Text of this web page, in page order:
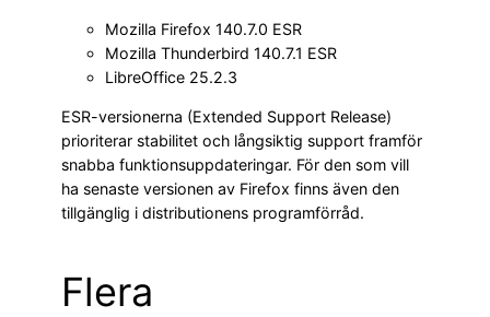
Mozilla Firefox 140.7.0 ESR
Mozilla Thunderbird 140.7.1 ESR
LibreOffice 25.2.3
ESR-versionerna (Extended Support Release)
prioriterar stabilitet och långsiktig support framför
snabba funktionsuppdateringar. För den som vill
ha senaste versionen av Firefox finns även den
tillgänglig i distributionens programförråd.
Flera